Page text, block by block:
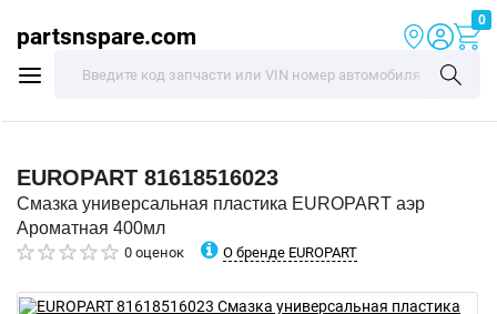
partsnspare.com
0
EUROPART 81618516023
Смазка универсальная пластика EUROPART аэр
Ароматная 400мл
0 оценок О бренде EUROPART